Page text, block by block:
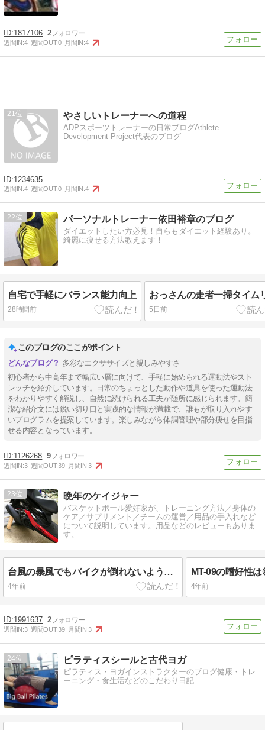
1817106 2
週間IN:4 週間OUT:0 月間IN:4
21 やさしいトレーナーへの道程
ADPスポーツトレーナーの日常ブログAthlete
Development Project代表のブログ
1234635
週間IN:4 週間OUT:0 月間IN:4
22 パーソナルトレーナー依田裕章のブログ
ダイエットしたい方必見！自らもダイエット経験あり。
綺麗に痩せる方法教えます！
自宅で手軽にバランス能力向上
28時間前
おっさんの走者一掃タイム
5日前
このブログのここがポイント
多彩なエクササイズと親しみやすさ
初心者から中高年まで幅広い層に向けて、手軽に始められる運動法やスト
レッチを紹介しています。日常のちょっとした動作や道具を使った運動法
をわかりやすく解説し、自然に続けられる工夫が随所に感じられます。簡
潔な紹介文には鋭い切り口と実践的な情報が満載で、誰もが取り入れやす
いプログラムを提案しています。楽しみながら体調管理や部分痩せを目指
せる内容となっています。
1126268 9
週間IN:3 週間OUT:39 月間IN:3
23 晩年のケイジャー
バスケットボール愛好家が、トレーニング方法／身体の
ケア／サプリメント／チームの運営／用品の手入れなど
について説明しています。用品などのレビューもありま
す。
台風の暴風でもバイクが倒れないよう備えましょう！（スクーター編）
4年前 4年前
1991637 2
週間IN:3 週間OUT:39 月間IN:3
24 ピラティスシールと古代ヨガ
ピラティス・ヨガインストラクターのブログ健康・トレ
ーニング・食生活などのこだわり日記